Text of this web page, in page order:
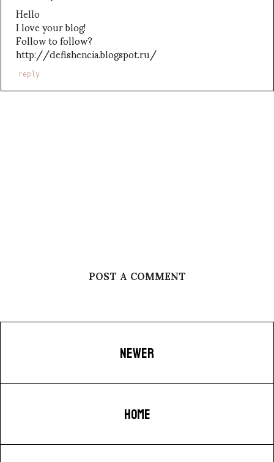
Hello
I love your blog!
Follow to follow?
http://defishencia.blogspot.ru/
reply
POST A COMMENT
NEWER
HOME